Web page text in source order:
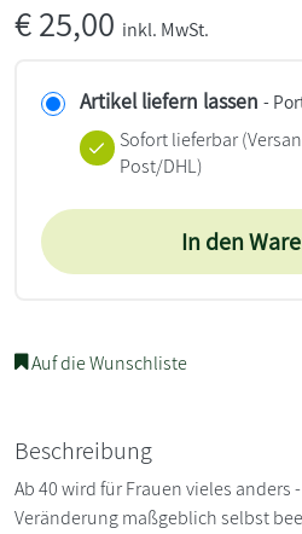
€25,00 inkl. MwSt.
Artikel liefern lassen -
Sofort lieferbar
Post/DHL)
In den
Auf die Wunschliste
Beschreibung
Ab 40 wird für Frauen vieles
Veränderung maßgeblich selbst